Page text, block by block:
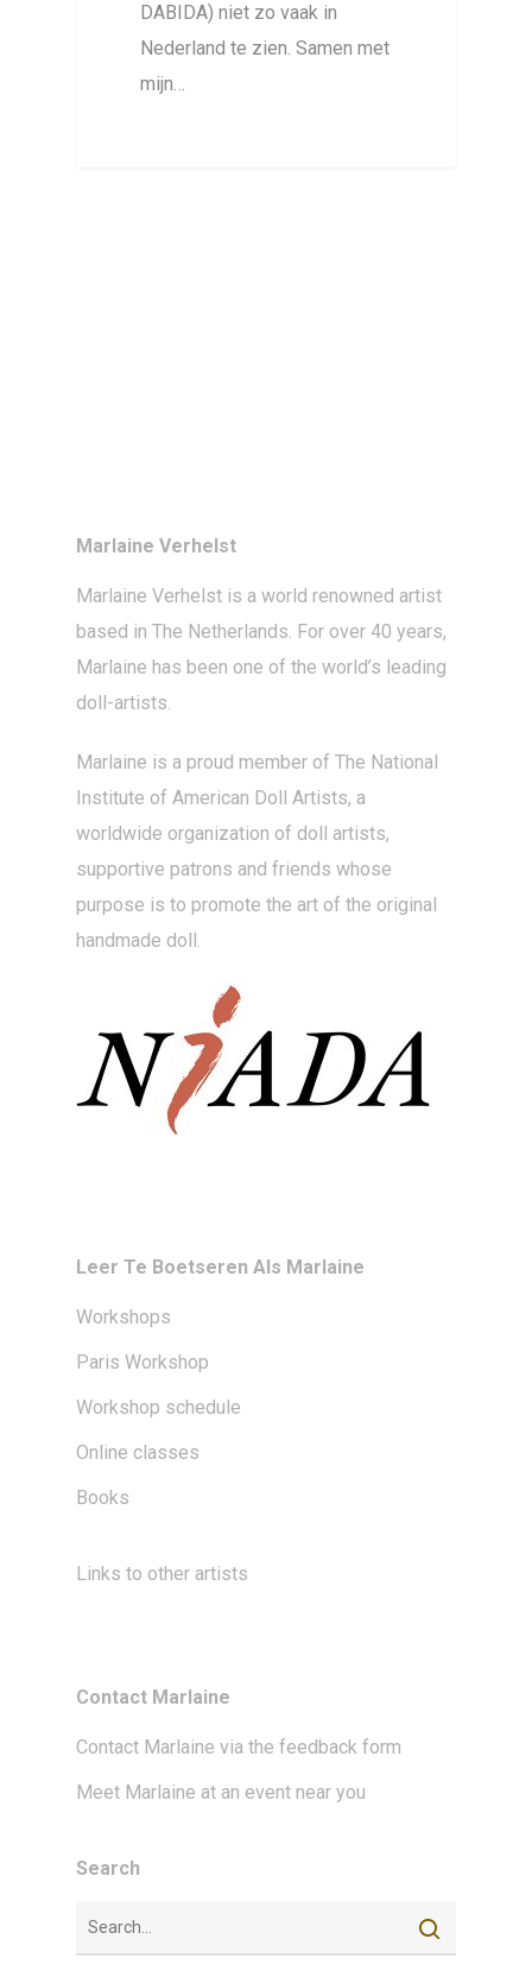
DABIDA) niet zo vaak in
Nederland te zien. Samen met
mijn…
Marlaine Verhelst
Marlaine Verhelst is a world renowned artist
based in The Netherlands. For over 40 years,
Marlaine has been one of the world’s leading
doll-artists.
Marlaine is a proud member of The National
Institute of American Doll Artists, a
worldwide organization of doll artists,
supportive patrons and friends whose
purpose is to promote the art of the original
handmade doll.
Leer Te Boetseren Als Marlaine
Workshops
Paris Workshop
Workshop schedule
Online classes
Books
Links to other artists
Contact Marlaine
Contact Marlaine via the feedback form
Meet Marlaine at an event near you
Search